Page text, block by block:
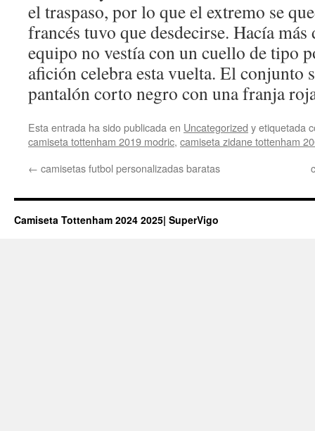
el traspaso, por lo que el extremo se
francés tuvo que desdecirse. Hacía más
equipo no vestía con un cuello de tipo
afición celebra esta vuelta. El conjunto
pantalón corto negro con una franja
Esta entrada ha sido publicada en Uncategorized y etiquetada
camiseta tottenham 2019 modric, camiseta zidane tottenham
← camisetas futbol personalizadas baratas
Camiseta Tottenham 2024 2025| SuperVigo